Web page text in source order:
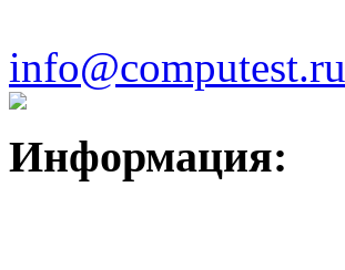
info@computest.ru
Информация: